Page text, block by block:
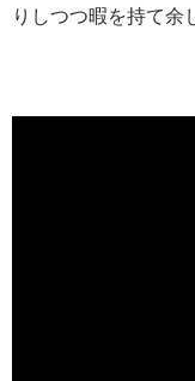
りしつつ暇を持て余